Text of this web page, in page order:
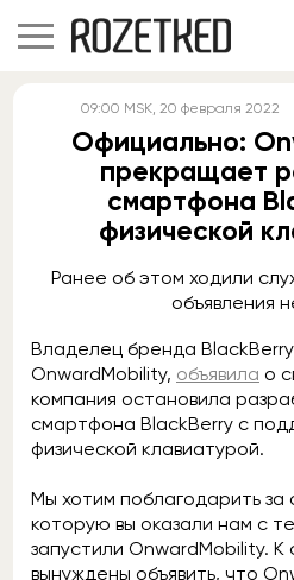
09:00 MSK, 20 февраля 2022
Официально:
прекращает
смартфона
физической
Ранее об этом ходили
объявления
Владелец бренда
OnwardMobility, объявила о
компания остановила
смартфона BlackBerry с
физической клавиатурой.
Мы хотим поблагодарить
которую вы оказали нам с
запустили OnwardMobility.
вынуждены объявить, что